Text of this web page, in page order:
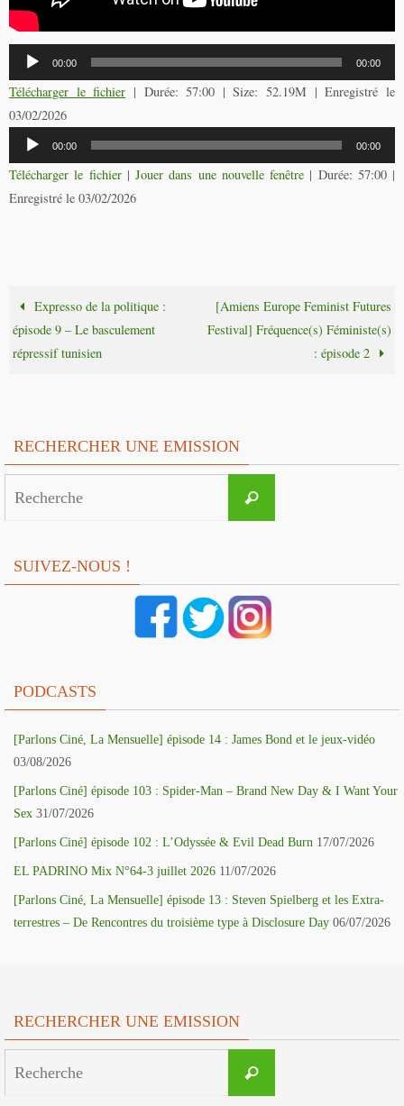
Lecteur
audio
00:00 00:00
Télécharger le fichier | Durée: 57:00 | Size: 52.19M | Enregistré le
03/02/2026
Lecteur
audio
00:00 00:00
Télécharger le fichier| Jouer dans une nouvelle fenêtre | Durée: 57:00|
Enregistré le 03/02/2026
Expresso de la politique :
épisode 9 – Le basculement
répressif tunisien
[Amiens Europe Feminist Futures
Festival] Fréquence(s) Féministe(s)
: épisode 2
RECHERCHER UNE EMISSION
Recherche
SUIVEZ-NOUS !
PODCASTS
[Parlons Ciné, La Mensuelle] épisode 14 : James Bond et le jeux-vidéo
03/08/2026
[Parlons Ciné] épisode 103 : Spider-Man – Brand New Day & I Want Your
Sex 31/07/2026
[Parlons Ciné] épisode 102 : L’Odyssée & Evil Dead Burn 17/07/2026
EL PADRINO Mix N°64-3 juillet 2026 11/07/2026
[Parlons Ciné, La Mensuelle] épisode 13 : Steven Spielberg et les Extra-
terrestres – De Rencontres du troisième type à Disclosure Day 06/07/2026
RECHERCHER UNE EMISSION
Recherche